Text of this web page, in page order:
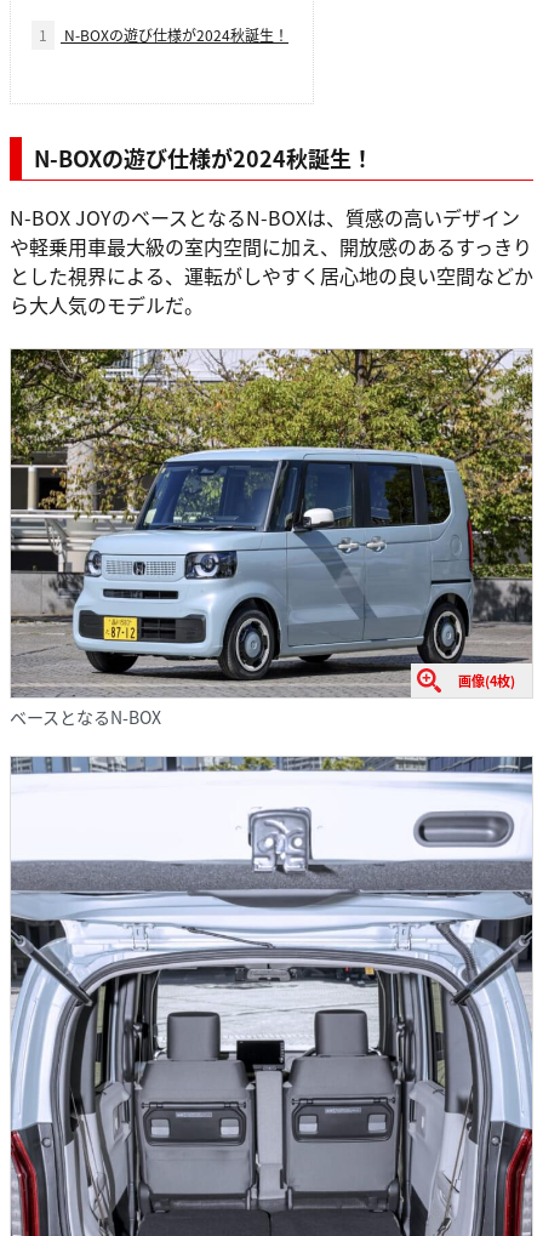
1 N-BOXの遊び仕様が2024秋誕生！
N-BOXの遊び仕様が2024秋誕生！
N-BOX JOYのベースとなるN-BOXは、質感の高いデザイン
や軽乗用車最大級の室内空間に加え、開放感のあるすっきり
とした視界による、運転がしやすく居心地の良い空間などか
ら大人気のモデルだ。
画像(4枚)
ベースとなるN-BOX